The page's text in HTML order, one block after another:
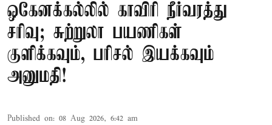
ஒகேனக்கல்லில் காவிரி நீர்வரத்து
சரிவு; சுற்றுலா பயணிகள்
குளிக்கவும், பரிசல் இயக்கவும்
அனுமதி!
Published on: 08 Aug 2026, 6:42 am